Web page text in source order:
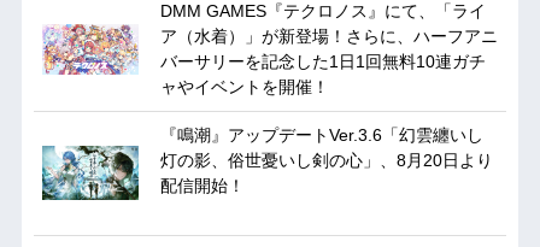
DMM GAMES『テクロノス』にて、「ライ
ア（水着）」が新登場！さらに、ハーフアニ
バーサリーを記念した1日1回無料10連ガチ
ャやイベントを開催！
『鳴潮』アップデートVer.3.6「幻雲纏いし
灯の影、俗世憂いし剣の心」、8月20日より
配信開始！